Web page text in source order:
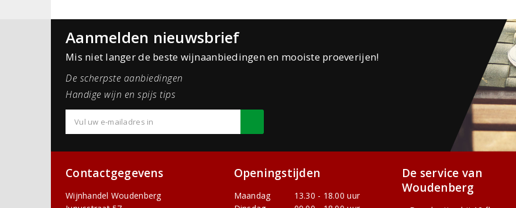
Aanmelden nieuwsbrief
Mis niet langer de beste wijnaanbiedingen en mooiste proeverijen!
De scherpste aanbiedingen
Handige wijn en spijs tips
Contactgegevens
Wijnhandel Woudenberg
Openingstijden
Maandag
13.30 - 18.00 uur
De service van
Woudenberg